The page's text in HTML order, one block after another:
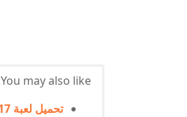
You may also like...
تحميل لعبة PES 2017 للكمبيوتر كاملة بحجم صغير من ميديا فاير (إصدار محدث 2025)